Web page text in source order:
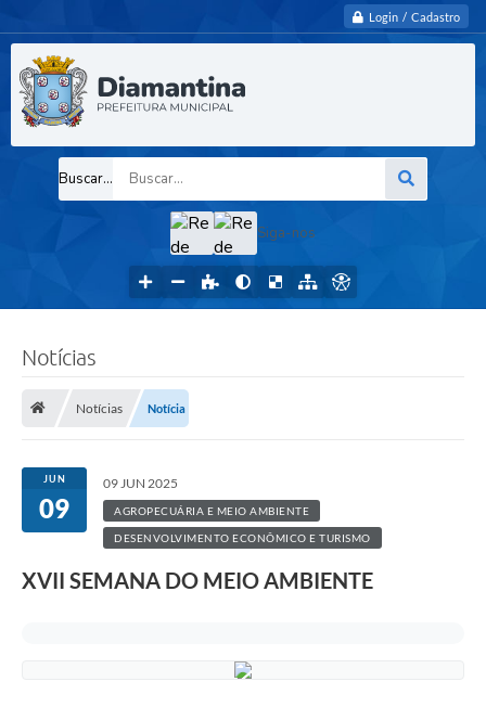
Login / Cadastro
Buscar...
Siga-nos
Notícias
Notícias Notícia
JUN
09
09 JUN 2025
AGROPECUÁRIA E MEIO AMBIENTE
DESENVOLVIMENTO ECONÔMICO E TURISMO
XVII SEMANA DO MEIO AMBIENTE